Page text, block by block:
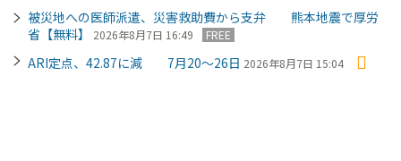
被災地への医師派遣、災害救助費から支弁 熊本地震で厚労
省【無料】
2026年8月7日 16:49 FREE
ARI定点、42.87に減 7月20～26日 2026年8月7日 15:04